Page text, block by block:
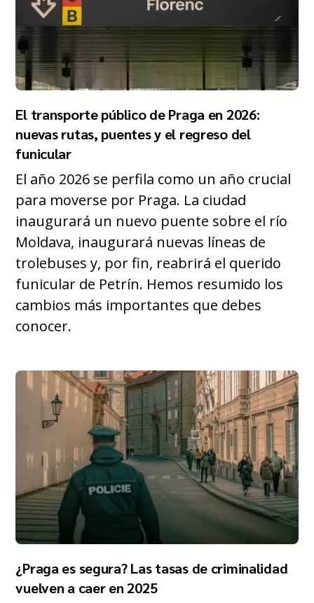
El transporte público de Praga en 2026:
nuevas rutas, puentes y el regreso del
funicular
El año 2026 se perfila como un año crucial
para moverse por Praga. La ciudad
inaugurará un nuevo puente sobre el río
Moldava, inaugurará nuevas líneas de
trolebuses y, por fin, reabrirá el querido
funicular de Petrín. Hemos resumido los
cambios más importantes que debes
conocer.
¿Praga es segura? Las tasas de criminalidad
vuelven a caer en 2025